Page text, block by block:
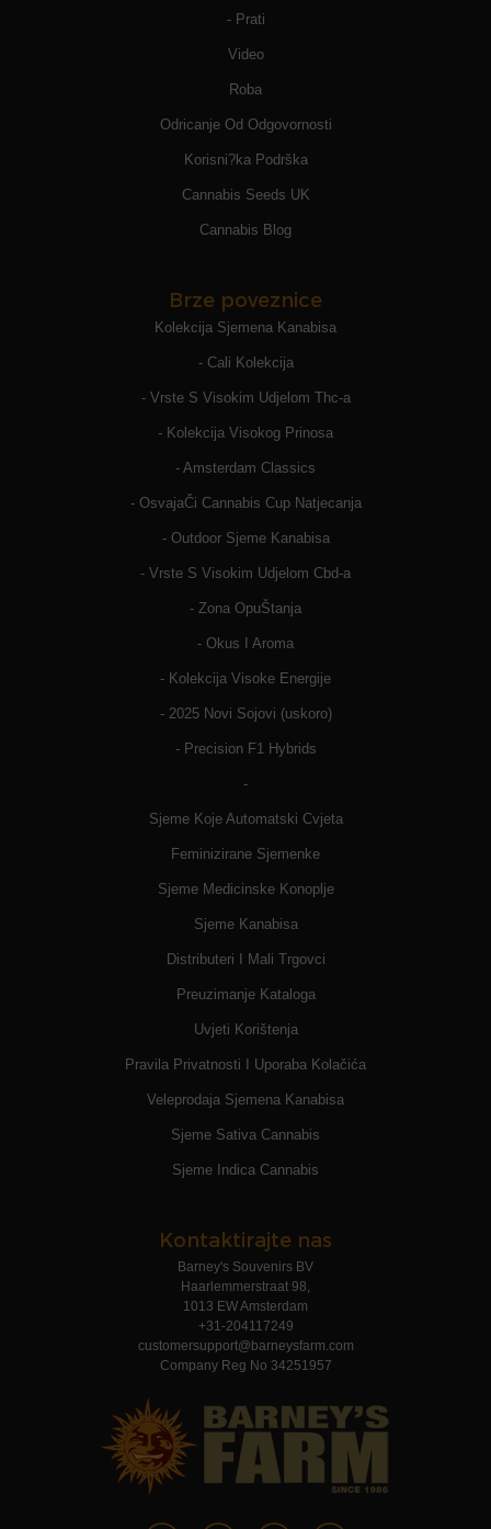
- Prati
Video
Roba
Odricanje Od Odgovornosti
Korisni?ka Podrška
Cannabis Seeds UK
Cannabis Blog
Brze poveznice
Kolekcija Sjemena Kanabisa
- Cali Kolekcija
- Vrste S Visokim Udjelom Thc-a
- Kolekcija Visokog Prinosa
- Amsterdam Classics
- OsvajaČi Cannabis Cup Natjecanja
- Outdoor Sjeme Kanabisa
- Vrste S Visokim Udjelom Cbd-a
- Zona OpuŠtanja
- Okus I Aroma
- Kolekcija Visoke Energije
- 2025 Novi Sojovi (uskoro)
- Precision F1 Hybrids
-
Sjeme Koje Automatski Cvjeta
Feminizirane Sjemenke
Sjeme Medicinske Konoplje
Sjeme Kanabisa
Distributeri I Mali Trgovci
Preuzimanje Kataloga
Uvjeti Korištenja
Pravila Privatnosti I Uporaba Kolačića
Veleprodaja Sjemena Kanabisa
Sjeme Sativa Cannabis
Sjeme Indica Cannabis
Kontaktirajte nas
Barney's Souvenirs BV
Haarlemmerstraat 98,
1013 EW Amsterdam
+31-204117249
customersupport@barneysfarm.com
Company Reg No 34251957